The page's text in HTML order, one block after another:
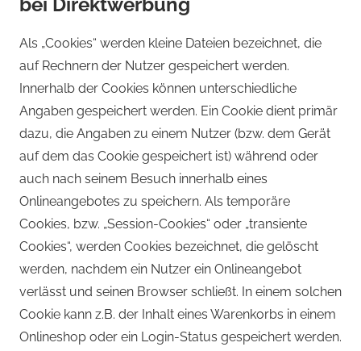
Als „Cookies“ werden kleine Dateien bezeichnet, die
auf Rechnern der Nutzer gespeichert werden.
Innerhalb der Cookies können unterschiedliche
Angaben gespeichert werden. Ein Cookie dient primär
dazu, die Angaben zu einem Nutzer (bzw. dem Gerät
auf dem das Cookie gespeichert ist) während oder
auch nach seinem Besuch innerhalb eines
Onlineangebotes zu speichern. Als temporäre
Cookies, bzw. „Session-Cookies“ oder „transiente
Cookies“, werden Cookies bezeichnet, die gelöscht
werden, nachdem ein Nutzer ein Onlineangebot
verlässt und seinen Browser schließt. In einem solchen
Cookie kann z.B. der Inhalt eines Warenkorbs in einem
Onlineshop oder ein Login-Status gespeichert werden.